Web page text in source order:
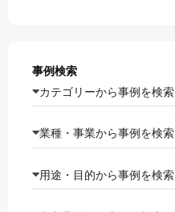
事例検索
カテゴリーから事例を検索
業種・事業から事例を検索
用途・目的から事例を検索